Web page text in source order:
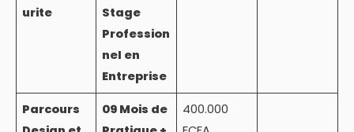
urite
Stage
Profession
nel en
Entreprise
Parcours
09 Mois de
400.000